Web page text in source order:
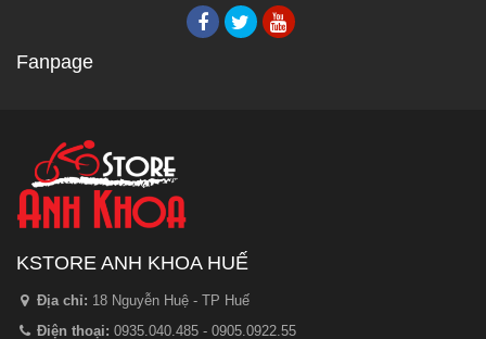
Fanpage
KSTORE ANH KHOA HUẾ
Địa chỉ: 18 Nguyễn Huệ - TP Huế
Điện thoại: 0935.040.485 - 0905.0922.55